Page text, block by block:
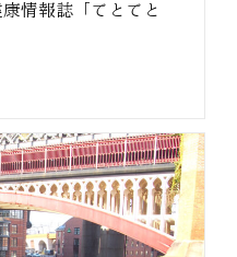
情報誌「てとてと